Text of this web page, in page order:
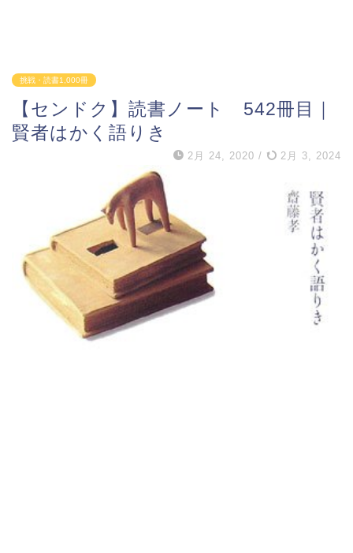
挑戦・読書1,000冊
【センドク】読書ノート 542冊目｜
賢者はかく語りき
2月 24, 2020 / 2月 3, 2024